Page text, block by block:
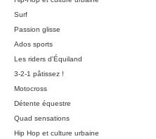
Surf
Passion glisse
Ados sports
Les riders d'Équiland
3-2-1 pâtissez !
Motocross
Détente équestre
Quad sensations
Hip Hop et culture urbaine